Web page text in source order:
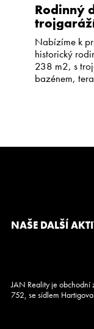
Rodinný
m2
Knovíz
Nabízíme k
historický
238 m2, s
bazénem,
NAŠE DALŠÍ
JAN Reality je obchodní
752, se sídlem